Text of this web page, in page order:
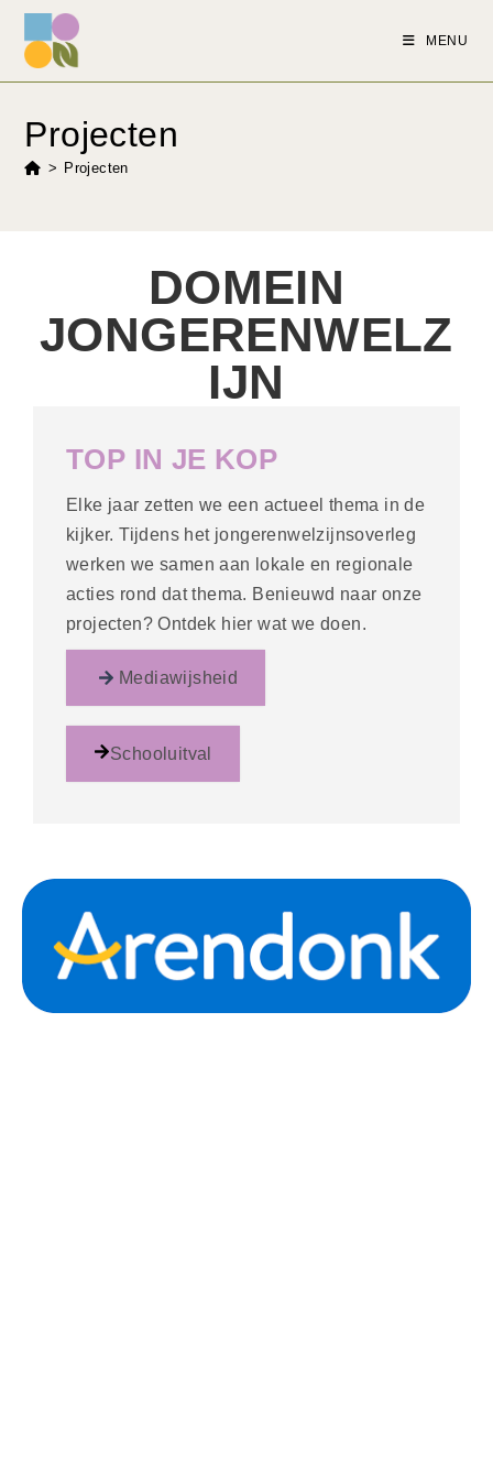
MENU
Projecten
> Projecten
DOMEIN
JONGERENWELZ
IJN
TOP IN JE KOP
Elke jaar zetten we een actueel thema in de
kijker. Tijdens het jongerenwelzijnsoverleg
werken we samen aan lokale en regionale
acties rond dat thema. Benieuwd naar onze
projecten? Ontdek hier wat we doen.
Mediawijsheid
Schooluitval